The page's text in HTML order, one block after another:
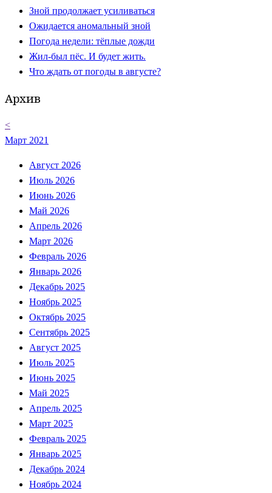
Зной продолжает усиливаться
Ожидается аномальный зной
Погода недели: тёплые дожди
Жил-был пёс. И будет жить.
Что ждать от погоды в августе?
Архив
<
Март 2021
Август 2026
Июль 2026
Июнь 2026
Май 2026
Апрель 2026
Март 2026
Февраль 2026
Январь 2026
Декабрь 2025
Ноябрь 2025
Октябрь 2025
Сентябрь 2025
Август 2025
Июль 2025
Июнь 2025
Май 2025
Апрель 2025
Март 2025
Февраль 2025
Январь 2025
Декабрь 2024
Ноябрь 2024